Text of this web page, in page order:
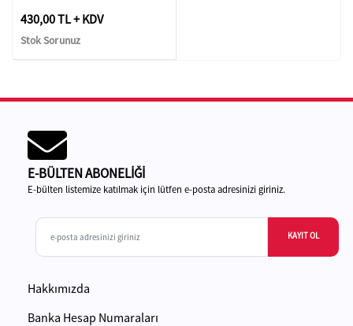
430,00 TL + KDV
Stok Sorunuz
E-BÜLTEN ABONELİĞİ
E-bülten listemize katılmak için lütfen e-posta adresinizi giriniz.
KAYIT OL
Hakkımızda
Banka Hesap Numaraları